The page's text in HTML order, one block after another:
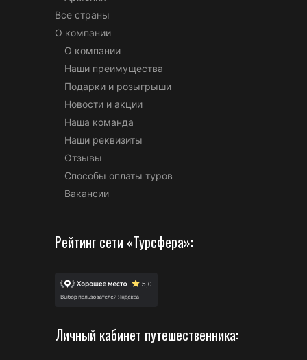
Все страны
О компании
О компании
Наши преимущества
Подарки и розыгрыши
Новости и акции
Наша команда
Наши реквизиты
Отзывы
Способы оплаты туров
Вакансии
Рейтинг сети «Турсфера»:
Личный кабинет путешественника: